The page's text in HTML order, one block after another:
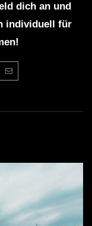
Olympischen
entspannen.
geheim zu
mit Kapuzen auf.
begann 2014
dich an und
individuell für